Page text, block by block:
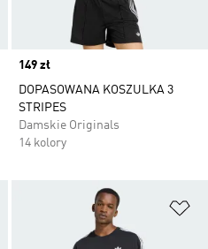
Price
149 zł
DOPASOWANA KOSZULKA 3
STRIPES
Damskie Originals
14 kolory
Dodaj do listy życzeń